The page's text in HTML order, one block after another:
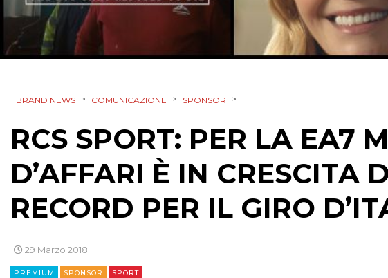
CINEMA
BRAND NEWS > COMUNICAZIONE > SPONSOR >
RCS SPORT: PER LA EA7
D’AFFARI È IN CRESCITA
RECORD PER IL GIRO
29 Marzo 2018
PREMIUM SPONSOR SPORT